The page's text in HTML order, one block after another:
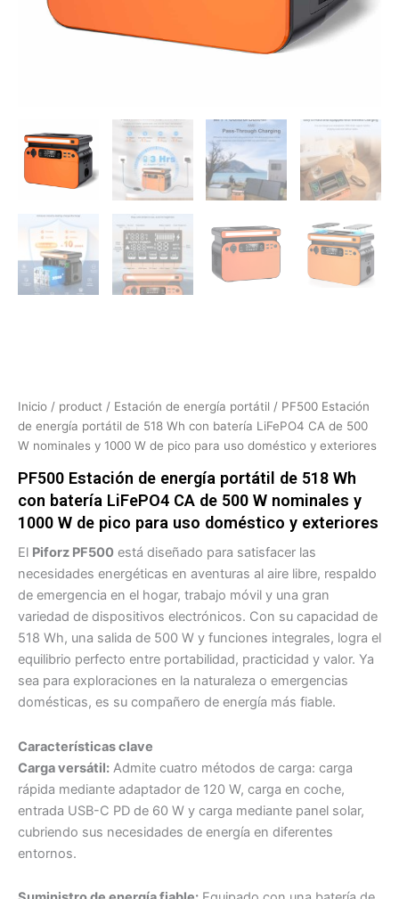
Inicio / product / Estación de energía portátil / PF500 Estación
de energía portátil de 518 Wh con batería LiFePO4 CA de 500
W nominales y 1000 W de pico para uso doméstico y exteriores
PF500 Estación de energía portátil de 518 Wh
con batería LiFePO4 CA de 500 W nominales y
1000 W de pico para uso doméstico y exteriores
El Piforz PF500 está diseñado para satisfacer las
necesidades energéticas en aventuras al aire libre, respaldo
de emergencia en el hogar, trabajo móvil y una gran
variedad de dispositivos electrónicos. Con su capacidad de
518 Wh, una salida de 500 W y funciones integrales, logra el
equilibrio perfecto entre portabilidad, practicidad y valor. Ya
sea para exploraciones en la naturaleza o emergencias
domésticas, es su compañero de energía más fiable.
Características clave
Carga versátil: Admite cuatro métodos de carga: carga
rápida mediante adaptador de 120 W, carga en coche,
entrada USB-C PD de 60 W y carga mediante panel solar,
cubriendo sus necesidades de energía en diferentes
entornos.